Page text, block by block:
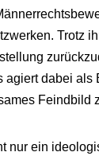
Trotz
agiert dabei
Feindbild
nur ein